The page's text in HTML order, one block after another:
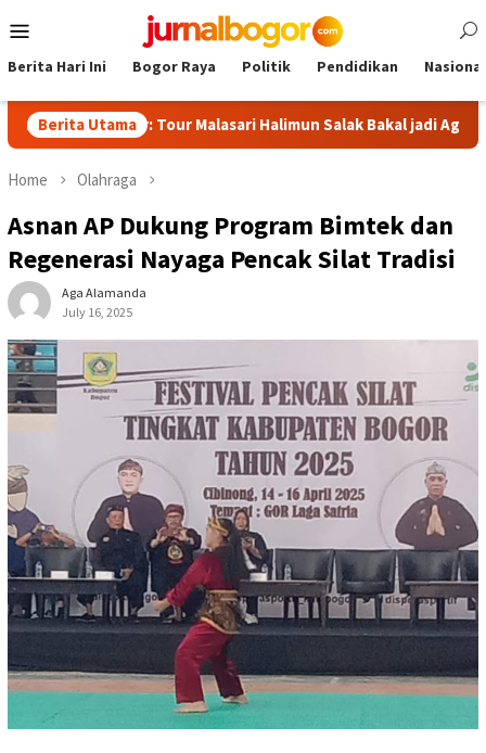
to
Menu
Berita Hari Ini Bogor Raya Politik Pendidikan Nasional
Berita Utama
Tour Malasari Halimun Salak Bakal jadi Agenda Tahunan
Home Olahraga
Asnan AP Dukung Program Bimtek dan
Regenerasi Nayaga Pencak Silat Tradisi
Aga Alamanda
July 16, 2025